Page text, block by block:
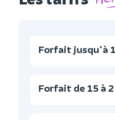
Forfait jusqu'à
Forfait de 15 à